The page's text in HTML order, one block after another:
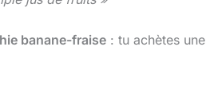
banane-fraise : tu achètes une